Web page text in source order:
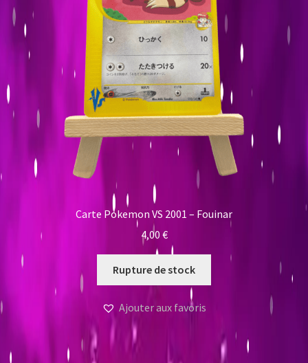
Carte Pokemon VS 2001 – Fouinar
4,00 €
Rupture de stock
Ajouter aux favoris